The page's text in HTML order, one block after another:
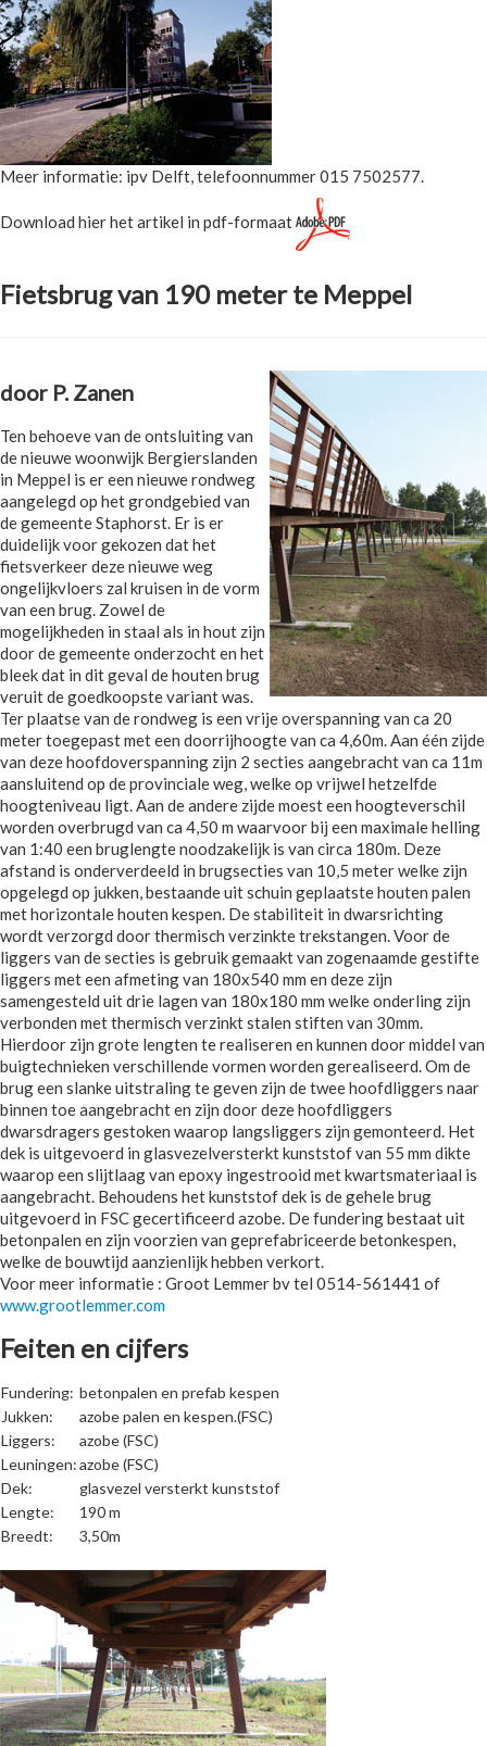
Meer informatie: ipv Delft, telefoonnummer 015 7502577.
Download hier het artikel in pdf-formaat
Fietsbrug van 190 meter te Meppel
door P. Zanen
Ten behoeve van de ontsluiting van
de nieuwe woonwijk Bergierslanden
in Meppel is er een nieuwe rondweg
aangelegd op het grondgebied van
de gemeente Staphorst. Er is er
duidelijk voor gekozen dat het
fietsverkeer deze nieuwe weg
ongelijkvloers zal kruisen in de vorm
van een brug. Zowel de
mogelijkheden in staal als in hout zijn
door de gemeente onderzocht en het
bleek dat in dit geval de houten brug
veruit de goedkoopste variant was.
Ter plaatse van de rondweg is een vrije overspanning van ca 20
meter toegepast met een doorrijhoogte van ca 4,60m. Aan één zijde
van deze hoofdoverspanning zijn 2 secties aangebracht van ca 11m
aansluitend op de provinciale weg, welke op vrijwel hetzelfde
hoogteniveau ligt. Aan de andere zijde moest een hoogteverschil
worden overbrugd van ca 4,50 m waarvoor bij een maximale helling
van 1:40 een bruglengte noodzakelijk is van circa 180m. Deze
afstand is onderverdeeld in brugsecties van 10,5 meter welke zijn
opgelegd op jukken, bestaande uit schuin geplaatste houten palen
met horizontale houten kespen. De stabiliteit in dwarsrichting
wordt verzorgd door thermisch verzinkte trekstangen. Voor de
liggers van de secties is gebruik gemaakt van zogenaamde gestifte
liggers met een afmeting van 180x540 mm en deze zijn
samengesteld uit drie lagen van 180x180 mm welke onderling zijn
verbonden met thermisch verzinkt stalen stiften van 30mm.
Hierdoor zijn grote lengten te realiseren en kunnen door middel van
buigtechnieken verschillende vormen worden gerealiseerd. Om de
brug een slanke uitstraling te geven zijn de twee hoofdliggers naar
binnen toe aangebracht en zijn door deze hoofdliggers
dwarsdragers gestoken waarop langsliggers zijn gemonteerd. Het
dek is uitgevoerd in glasvezelversterkt kunststof van 55 mm dikte
waarop een slijtlaag van epoxy ingestrooid met kwartsmateriaal is
aangebracht. Behoudens het kunststof dek is de gehele brug
uitgevoerd in FSC gecertificeerd azobe. De fundering bestaat uit
betonpalen en zijn voorzien van geprefabriceerde betonkespen,
welke de bouwtijd aanzienlijk hebben verkort.
Voor meer informatie : Groot Lemmer bv tel 0514-561441 of
www.grootlemmer.com
Feiten en cijfers
Fundering: betonpalen en prefab kespen
Jukken:
azobe palen en kespen.(FSC)
Liggers:
azobe (FSC)
Leuningen:azobe (FSC)
Dek:
glasvezel versterkt kunststof
Lengte:
190 m
Breedt:
3,50m